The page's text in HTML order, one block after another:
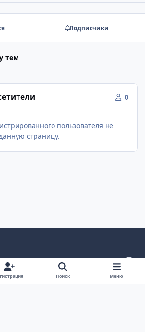
Подписчики
тем
0
пользователя не
страницу.
v
k
Политика конфиденциальности
Поиск Меню